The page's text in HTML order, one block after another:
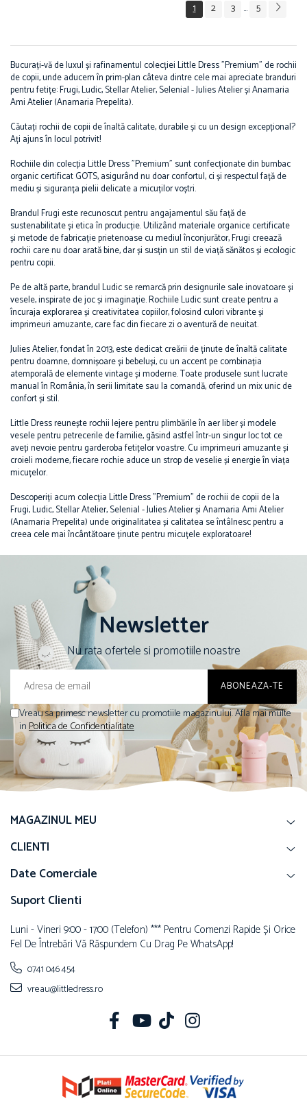
1 2 3 ... 5
Bucurați-vă de luxul și rafinamentul colecției Little Dress "Premium" de rochii
de copii, unde aducem în prim-plan câteva dintre cele mai apreciate branduri
pentru fetițe: Frugi, Ludic, Stellar Atelier, Selenial - Julies Atelier și Anamaria
Ami Atelier (Anamaria Prepelita).
Căutați rochii de copii de înaltă calitate, durabile și cu un design excepțional?
Ați ajuns în locul potrivit!
Rochiile din colecția Little Dress "Premium" sunt confecționate din bumbac
organic certificat GOTS, asigurând nu doar confortul, ci și respectul față de
mediu și siguranța pielii delicate a micuților voștri.
Brandul Frugi este recunoscut pentru angajamentul său față de
sustenabilitate și etica în producție. Utilizând materiale organice certificate
și metode de fabricație prietenoase cu mediul înconjurător, Frugi creează
rochii care nu doar arată bine, dar și susțin un stil de viață sănătos și ecologic
pentru copii.
Pe de altă parte, brandul Ludic se remarcă prin designurile sale inovatoare și
vesele, inspirate de joc și imaginație. Rochiile Ludic sunt create pentru a
încuraja explorarea și creativitatea copiilor, folosind culori vibrante și
imprimeuri amuzante, care fac din fiecare zi o aventură de neuitat.
Julies Atelier, fondat în 2013, este dedicat creării de ținute de înaltă calitate
pentru doamne, domnișoare și bebeluși, cu un accent pe combinația
atemporală de elemente vintage și moderne. Toate produsele sunt lucrate
manual în România, în serii limitate sau la comandă, oferind un mix unic de
confort și stil.
Little Dress reunește rochii lejere pentru plimbările în aer liber și modele
vesele pentru petrecerile de familie, găsind astfel într-un singur loc tot ce
aveți nevoie pentru garderoba fetițelor voastre. Cu imprimeuri amuzante și
croieli moderne, fiecare rochie aduce un strop de veselie și energie în viața
micuțelor.
Descoperiți acum colecția Little Dress "Premium" de rochii de copii de la
Frugi, Ludic, Stellar Atelier, Selenial - Julies Atelier și Anamaria Ami Atelier
(Anamaria Prepelita) unde originalitatea și calitatea se întâlnesc pentru a
creea cele mai încântătoare ținute pentru micuțele exploratoare!
Newsletter
Nu rata ofertele si promotiile noastre
Vreau sa primesc newsletter cu promotiile magazinului. Afla mai multe
inPolitica de Confidentialitate
MAGAZINUL MEU
CLIENTI
Date Comerciale
Suport Clienti
Luni - Vineri 9:00 - 17:00 (telefon) *** Pentru Comenzi Rapide Și Orice
Fel De Întrebări Vă Răspundem Cu Drag Pe WhatsApp!
0741 046 454
vreau@littledress.ro